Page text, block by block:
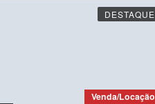
DESTAQUE
Venda/Locação